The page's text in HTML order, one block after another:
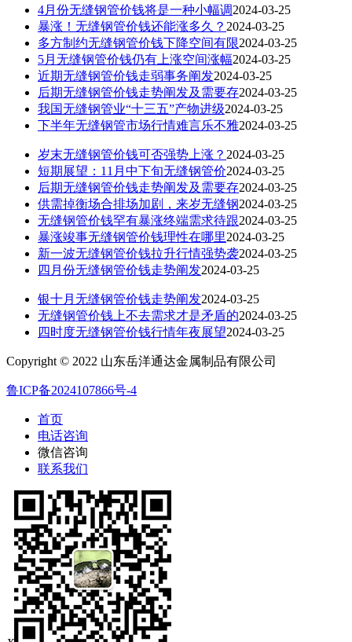
4月份无缝钢管价钱将是一种小幅调2024-03-25
暴涨！无缝钢管价钱还能涨多久？ 2024-03-25
多方制约无缝钢管价钱下降空间有限2024-03-25
5月无缝钢管价钱仍有上涨空间涨幅2024-03-25
近期无缝钢管价钱走弱事务阐发2024-03-25
后期无缝钢管价钱走势阐发及需要存2024-03-25
我国无缝钢管业“十三五”产物进级2024-03-25
下半年无缝钢管市场行情难言乐不雅2024-03-25
岁末无缝钢管价钱可否强势上涨？ 2024-03-25
短期展望：11月中下旬无缝钢管价2024-03-25
后期无缝钢管价钱走势阐发及需要存2024-03-25
供需掉衡场合排场加剧，来岁无缝钢2024-03-25
无缝钢管价钱罕有暴涨终端需求待跟2024-03-25
暴涨竣事无缝钢管价钱理性在哪里2024-03-25
新一波无缝钢管价钱拉升行情强势袭2024-03-25
四月份无缝钢管价钱走势阐发2024-03-25
银十月无缝钢管价钱走势阐发2024-03-25
无缝钢管价钱上不去需求才是矛盾的2024-03-25
四时度无缝钢管价钱行情年夜展望2024-03-25
Copyright © 2022 山东岳洋通达金属制品有限公司
鲁ICP备2024107866号-4
首页
电话咨询
微信咨询
联系我们